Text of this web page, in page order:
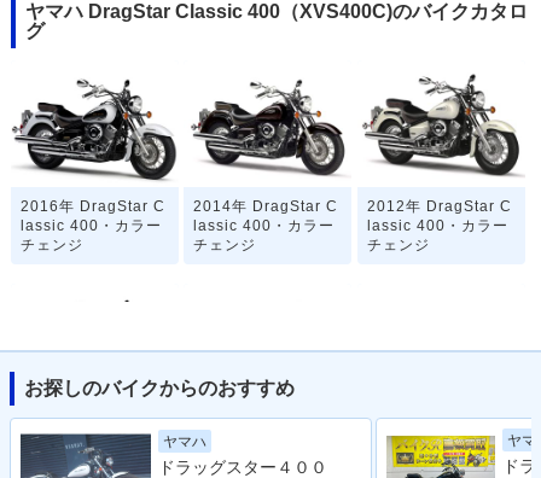
ヤマハ DragStar Classic 400（XVS400C)のバイクカタロ
グ
2016年 DragStar C
lassic 400・カラー
チェンジ
2014年 DragStar C
lassic 400・カラー
チェンジ
2012年 DragStar C
lassic 400・カラー
チェンジ
2010年 DragStar C
lassic 400・マイナ
ーチェンジ
2008年 DragStar C
lassic 400・カラー
チェンジ
2007年 DragStar C
lassic 400・カラー
チェンジ
お探しのバイクからのおすすめ
ヤマハ
ドラッグスター４００
ヤマ